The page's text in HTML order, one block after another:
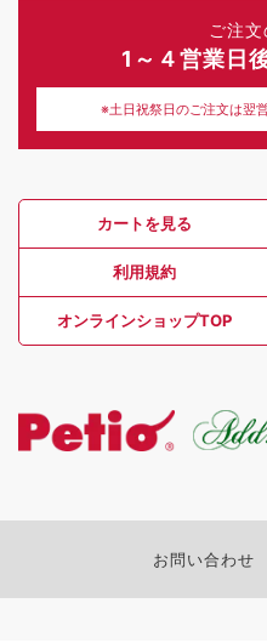
ご注
1～４営業日
※土日祝祭日のご注文は翌
カートを見る
利用規約
オンラインショップTOP
お問い合わせ